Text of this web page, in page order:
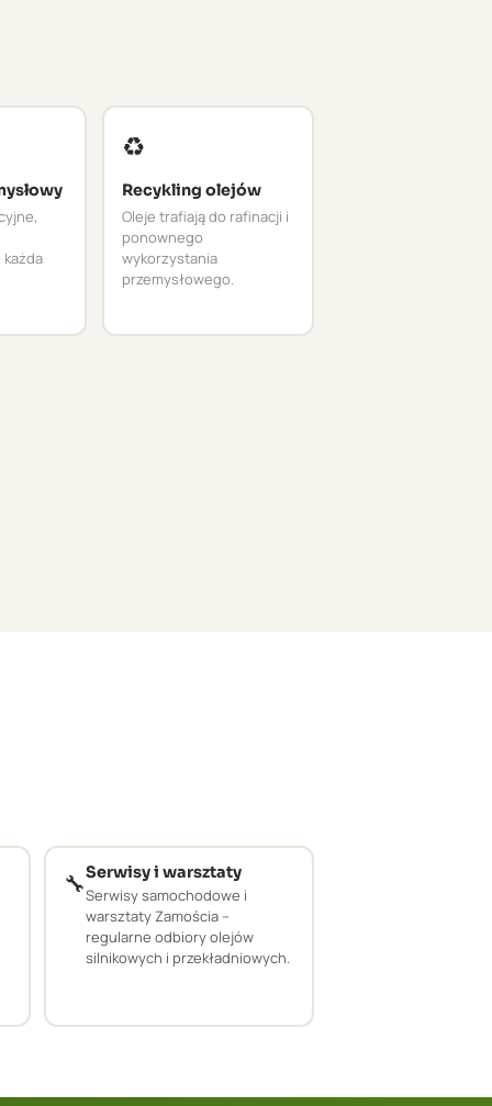
♻️
Recykling olejów
Oleje trafiają do rafinacji i
ponownego
wykorzystania
przemysłowego.
🔧Serwisy i warsztaty
Serwisy samochodowe i
warsztaty Zamościa –
regularne odbiory olejów
silnikowych i przekładniowych.